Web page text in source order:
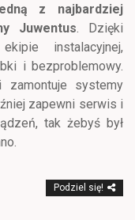
z najbardziej
Juwentus . Dzięki
instalacyjnej,
i bezproblemowy.
systemy
zapewni serwis i
tak żebyś był
Podziel się!